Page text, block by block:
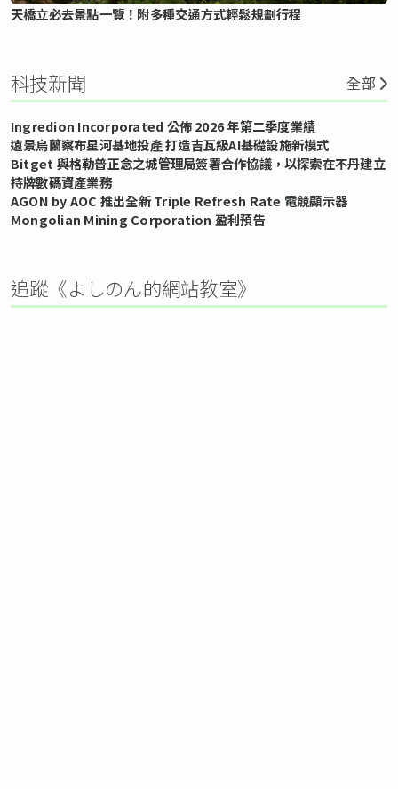
天橋立必去景點一覽！附多種交通方式輕鬆規劃行程
科技新聞 全部
Ingredion Incorporated 公佈 2026 年第二季度業績
遠景烏蘭察布星河基地投產 打造吉瓦級AI基礎設施新模式
Bitget 與格勒普正念之城管理局簽署合作協議，以探索在不丹建立
持牌數碼資產業務
AGON by AOC 推出全新 Triple Refresh Rate 電競顯示器
Mongolian Mining Corporation 盈利預告
追蹤《よしのん的網站教室》